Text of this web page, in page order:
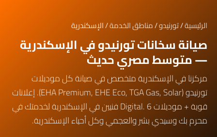
الرئيسية/تورنيدو/مناطق الخدمة/ الإسكندرية
صيانة سخانات تورنيدو في الإسكندرية
— متوسط مصري حديث
مركزنا في الإسكندرية متخصص في صيانة كل موديلات
تورنيدو (EHA Premium, EHE Eco, TGA Gas, Solar). إعلانات
قوية + موديلات Digital. 6 فنيين في الإسكندرية لخدمتك في
محرم بك وسيدي بشر والعجمي وكل أحياء الإسكندرية.